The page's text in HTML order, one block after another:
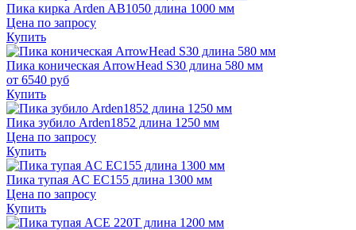
Пика кирка Arden AB1050 длина 1000 мм
Цена по запросу
Купить
Пика коническая ArrowHead S30 длина 580 мм
от 6540 руб
Купить
Пика зубило Arden1852 длина 1250 мм
Цена по запросу
Купить
Пика тупая AC EC155 длина 1300 мм
Цена по запросу
Купить